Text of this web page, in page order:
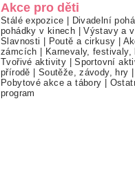
Akce pro děti
Stálé expozice Divadelní
pohádky v kinech |Výstavy a
Slavnosti
Poutě a cirkusy
zámcích
Karnevaly, festivaly,
Tvořivé aktivity |Sportovní
přírodě
Soutěže, závody, hry
Pobytové akce a tábory
program